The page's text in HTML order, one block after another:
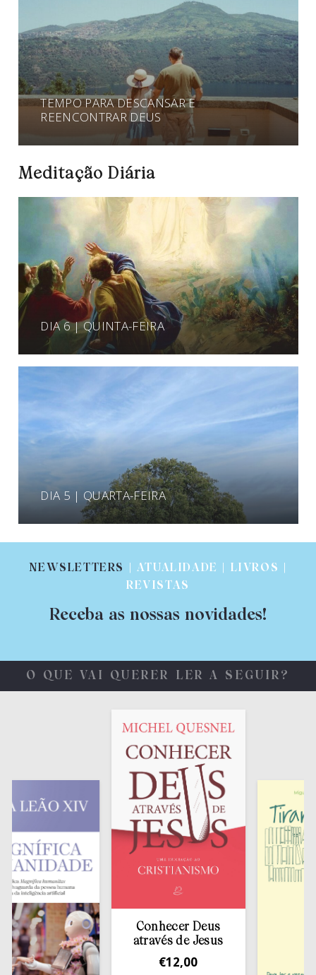
TEMPO PARA DESCANSAR E
REENCONTRAR DEUS
Meditação Diária
DIA 6 | QUINTA-FEIRA
DIA 5 | QUARTA-FEIRA
NEWSLETTERS
| ATUALIDADE | LIVROS |
REVISTAS
Receba as nossas novidades!
O QUE VAI QUERER LER A SEGUIR?
Conhecer Deus
através de Jesus
12,00